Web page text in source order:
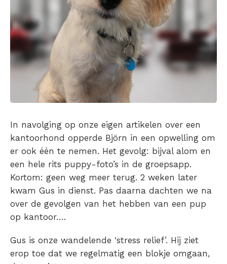
In navolging op onze eigen artikelen over een
kantoorhond opperde Björn in een opwelling om
er ook één te nemen. Het gevolg: bijval alom en
een hele rits puppy-foto’s in de groepsapp.
Kortom: geen weg meer terug. 2 weken later
kwam Gus in dienst. Pas daarna dachten we na
over de gevolgen van het hebben van een pup
op kantoor….
Gus is onze wandelende ‘stress relief’. Hij ziet
erop toe dat we regelmatig een blokje omgaan,